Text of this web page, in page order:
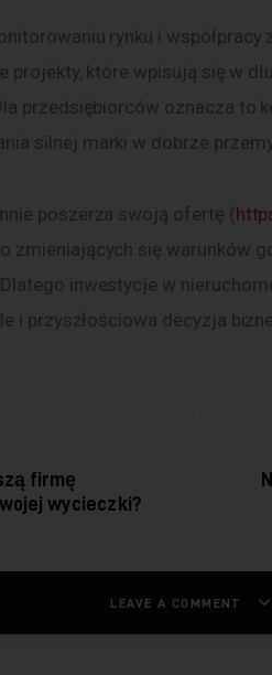
rynku i
projekty, które wpisują się w
przedsiębiorców oznacza to
silnej marki w dobrze
poszerza swoją ofertę (
zmieniających się warunków
inwestycje w
i przyszłościowa decyzja
wpisu
firmę
wycieczki?
LEAVE A COMMENT